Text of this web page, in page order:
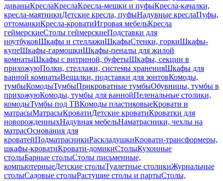
диваныКреслаКреслаКресла-мешки и пуфыКресла-качалки,
кресла-маятникиДетские кресла, пуфыНадувные креслаПуфы,
оттоманкиКресла-кроватиИгровая мебельКресла
геймерскиеСтолы геймерскиеПодставки для
ноутбуковШкафы и стеллажиШкафыСтенки, горкиШкафы-
купеШкафы-гармошкиШкафы-пеналы для жилой
комнатыШкафы с витриной, буфетыШкафы, секции в
прихожуюПолки, стеллажи, системы храненияШкафы для
ванной комнатыВешалки, подставки для зонтовКомоды,
тумбыКомодыТумбыПрикроватные тумбыОбувницы, тумбы в
прихожуюКомоды, тумбы для ваннойПеленальные столики,
комодыТумбы под ТВКомоды пластиковыеКровати и
матрасыМатрасыКроватиДетские кроватиКроватки для
новорожденныхНадувная мебельНаматрасники, чехлы на
матрасОснования для
кроватейПодматрасникиРаскладушкиКровати-трансформеры,
шкафы-кроватиКровати-домикиСтолыКухонные
столыБарные столыСтолы письменные,
компьютерныеДетские столыТуалетные столикиЖурнальные
столыСадовые столыРастущие столы и партыСтолы,